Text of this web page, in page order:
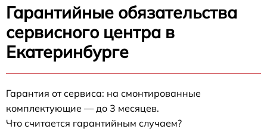
Гарантийные обязательства
сервисного центра в
Екатеринбурге
Гарантия от сервиса: на смонтированные
комплектующие — до 3 месяцев.
Что считается гарантийным случаем?